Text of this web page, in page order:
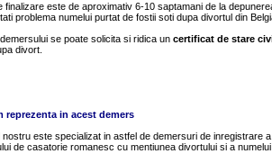
finalizare este de aproximativ 6-10 saptamani de la
problema numelui purtat de fostii soti dupa divortul din
demersului se poate solicita si ridica un certificat de stare
divort.
reprezenta in acest demers
nostru este specializat in astfel de demersuri de inregistrare
de casatorie romanesc cu mentiunea divortului si a